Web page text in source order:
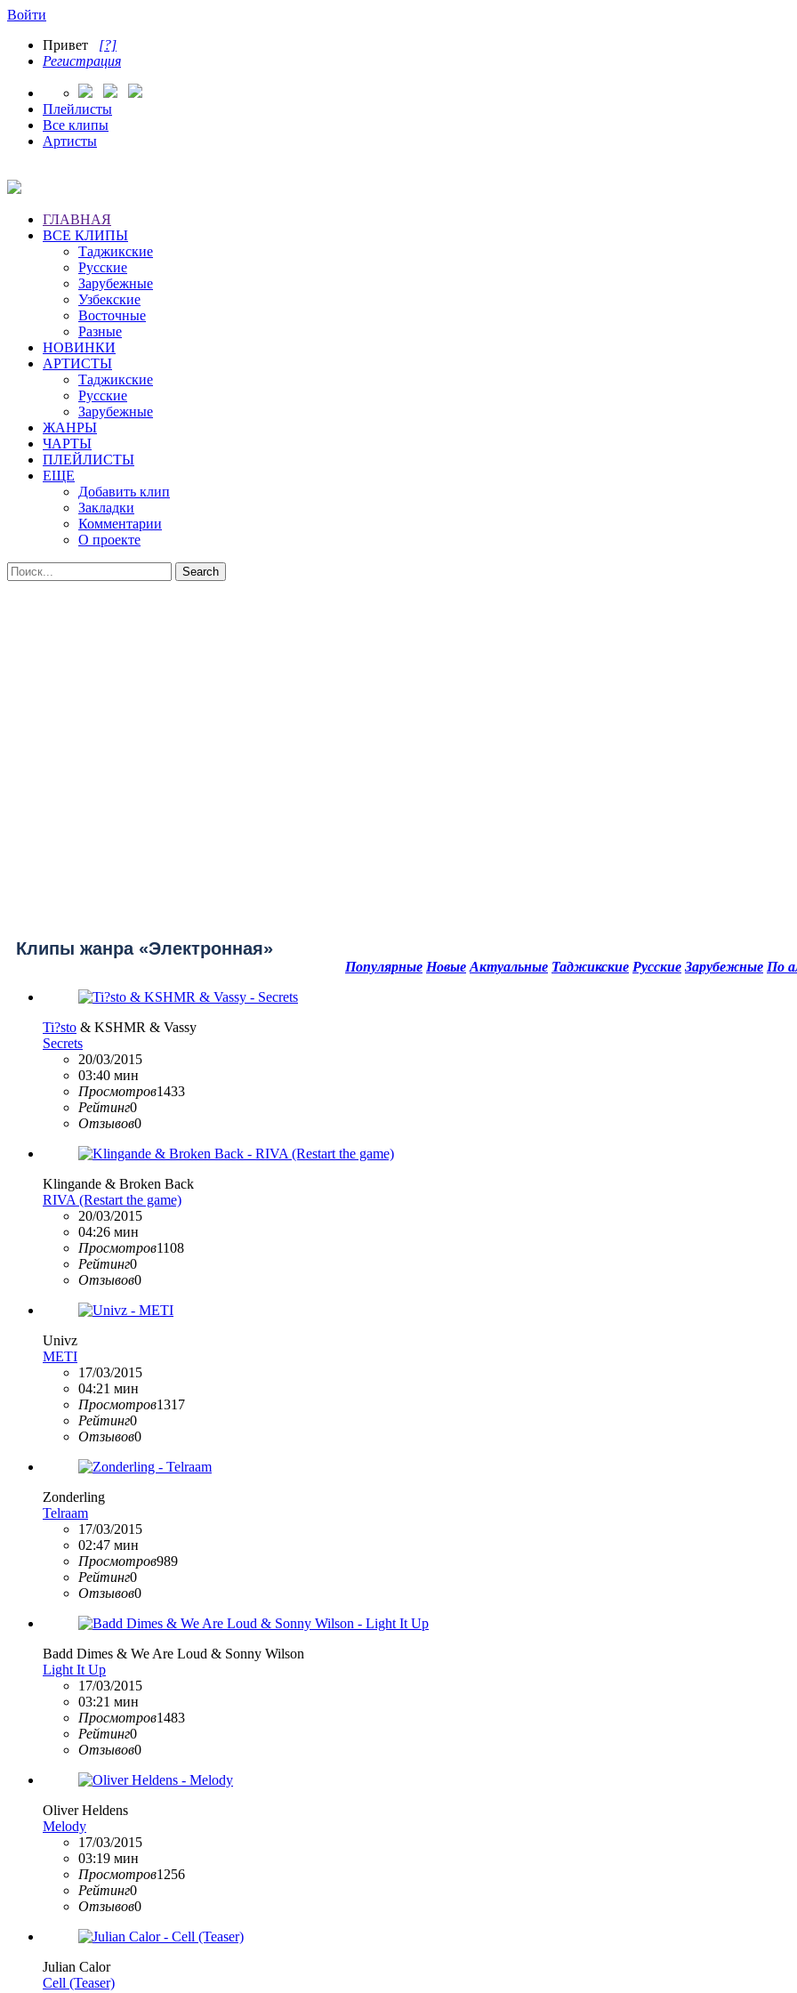
Войти
Привет [?]
Регистрация
Плейлисты
Все клипы
Артисты
ГЛАВНАЯ
ВСЕ КЛИПЫ
Таджикские
Русские
Зарубежные
Узбекские
Восточные
Разные
НОВИНКИ
АРТИСТЫ
Таджикские
Русские
Зарубежные
ЖАНРЫ
ЧАРТЫ
ПЛЕЙЛИСТЫ
ЕЩЕ
Добавить клип
Закладки
Комментарии
О проекте
Клипы жанра «Электронная»
Популярные Новые Актуальные Таджикские Русские Зарубежные По
Ti?sto & KSHMR & Vassy
Secrets
20/03/2015
03:40 мин
Просмотров1433
Рейтинг0
Отзывов0
Klingande & Broken Back
RIVA (Restart the game)
20/03/2015
04:26 мин
Просмотров1108
Рейтинг0
Отзывов0
Univz
METI
17/03/2015
04:21 мин
Просмотров1317
Рейтинг0
Отзывов0
Zonderling
Telraam
17/03/2015
02:47 мин
Просмотров989
Рейтинг0
Отзывов0
Badd Dimes & We Are Loud & Sonny Wilson
Light It Up
17/03/2015
03:21 мин
Просмотров1483
Рейтинг0
Отзывов0
Oliver Heldens
Melody
17/03/2015
03:19 мин
Просмотров1256
Рейтинг0
Отзывов0
Julian Calor
Cell (Teaser)